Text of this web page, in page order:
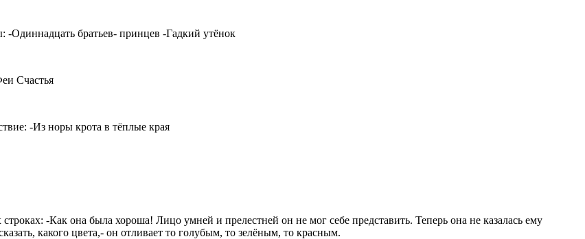
Одиннадцать братьев- принцев -Гадкий утёнок
Счастья
-Из норы крота в тёплые края
-Как она была хороша! Лицо умней и прелестней он не мог себе представить. Теперь она не казалась ему
какого цвета,- он отливает то голубым, то зелёным, то красным.